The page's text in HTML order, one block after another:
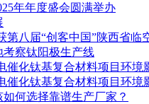
年年度盛会圆满举办
八届“创客中国”陕西省临
察钛阳极生产线
催化钛基复合材料项目环境
催化钛基复合材料项目环境
何选择靠谱生产厂家？